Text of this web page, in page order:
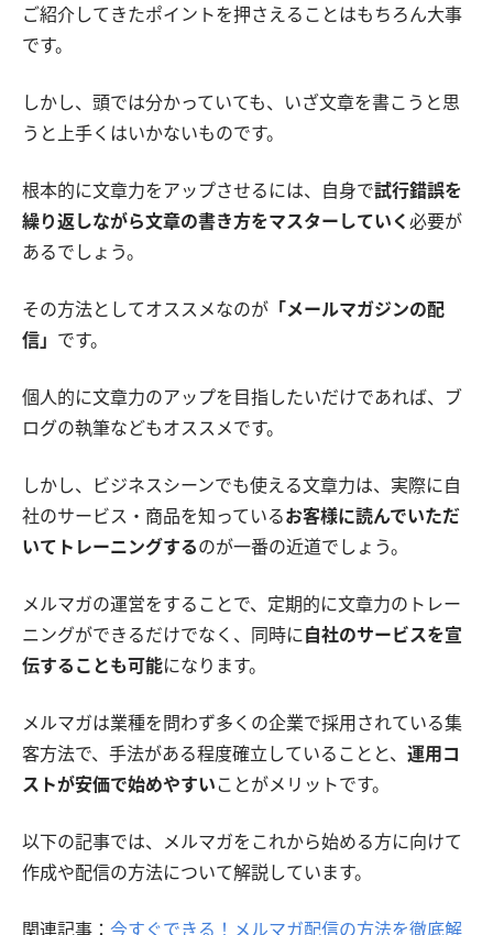
ご紹介してきたポイントを押さえることはもちろん大事
です。
しかし、頭では分かっていても、いざ文章を書こうと思
うと上手くはいかないものです。
根本的に文章力をアップさせるには、自身で試行錯誤を
繰り返しながら文章の書き方をマスターしていく 必要が
あるでしょう。
その方法としてオススメなのが 「メールマガジンの配
信」 です。
個人的に文章力のアップを目指したいだけであれば、ブ
ログの執筆などもオススメです。
しかし、ビジネスシーンでも使える文章力は、実際に自
社のサービス・商品を知っているお客様に読んでいただ
いてトレーニングするのが一番の近道でしょう。
メルマガの運営をすることで、定期的に文章力のトレー
ニングができるだけでなく、同時に自社のサービスを宣
伝することも可能になります。
メルマガは業種を問わず多くの企業で採用されている集
客方法で、手法がある程度確立していることと、 運用コ
ストが安価で始めやすいことがメリットです。
以下の記事では、メルマガをこれから始める方に向けて
作成や配信の方法について解説しています。
関連記事： 今すぐできる！メルマガ配信の方法を徹底解